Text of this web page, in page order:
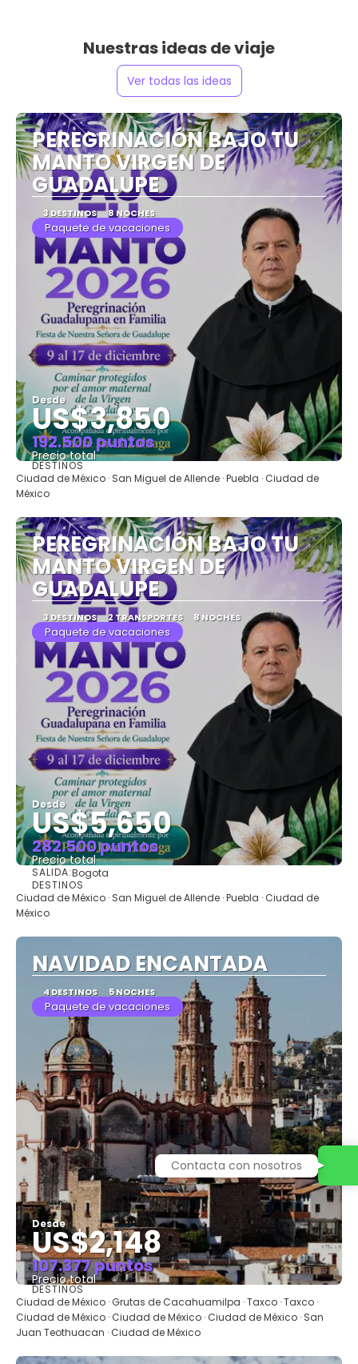
Nuestras ideas de viaje
Ver todas las ideas
PEREGRINACIÓN BAJO TU
MANTO VIRGEN DE
GUADALUPE
3 DESTINOS 8 NOCHES
Paquete de vacaciones
Desde
US$3,850
192.500 puntos
Precio total
Ver
DESTINOS
Ciudad de México · San Miguel de Allende · Puebla · Ciudad de
México
PEREGRINACIÓN BAJO TU
MANTO VIRGEN DE
GUADALUPE
3 DESTINOS 2 TRANSPORTES 8 NOCHES
Paquete de vacaciones
Desde
US$5,650
282.500 puntos
Precio total
SALIDA:Bogota
DESTINOS
Ciudad de México · San Miguel de Allende · Puebla · Ciudad de
México
NAVIDAD ENCANTADA
4 DESTINOS 5 NOCHES
Paquete de vacaciones
Desde
US$2,148
107.377 puntos
Precio total
Ver
DESTINOS
Ciudad de México · Grutas de Cacahuamilpa · Taxco · Taxco ·
Ciudad de México · Ciudad de México · Ciudad de México · San
Juan Teothuacan · Ciudad de México
Contacta con nosotros